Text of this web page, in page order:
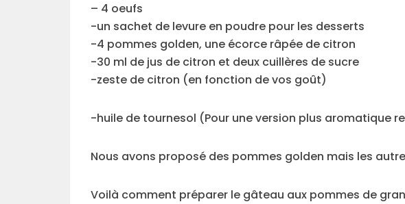
– 4 oeufs
-un sachet de levure en poudre pour les desserts
-4 pommes golden, une écorce râpée de citron
-30 ml de jus de citron et deux cuillères de sucre
-zeste de citron (en fonction de vos goût)
-huile de tournesol (Pour une version plus aromatique
Nous avons proposé des pommes golden mais les
Voilà comment préparer le gâteau aux pommes de